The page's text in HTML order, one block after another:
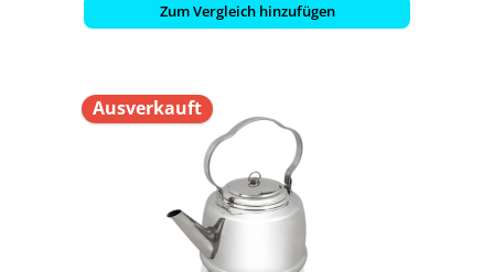
Zum Vergleich hinzufügen
Ausverkauft